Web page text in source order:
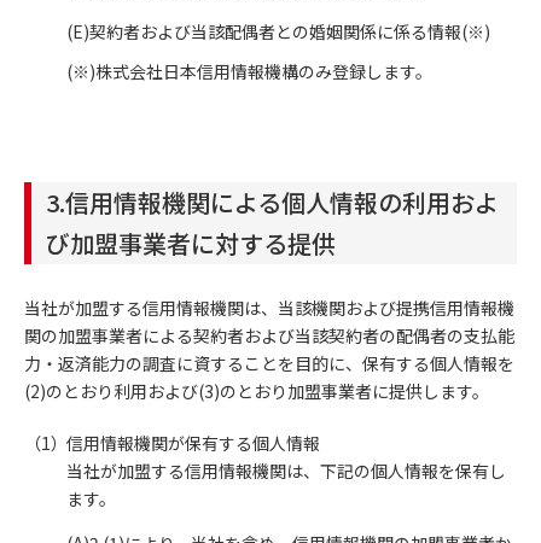
(E)契約者および当該配偶者との婚姻関係に係る情報(※)
(※)株式会社日本信用情報機構のみ登録します。
3.信用情報機関による個人情報の利用およ
び加盟事業者に対する提供
当社が加盟する信用情報機関は、当該機関および提携信用情報機
関の加盟事業者による契約者および当該契約者の配偶者の支払能
力・返済能力の調査に資することを目的に、保有する個人情報を
(2)のとおり利用および(3)のとおり加盟事業者に提供します。
信用情報機関が保有する個人情報
当社が加盟する信用情報機関は、下記の個人情報を保有し
ます。